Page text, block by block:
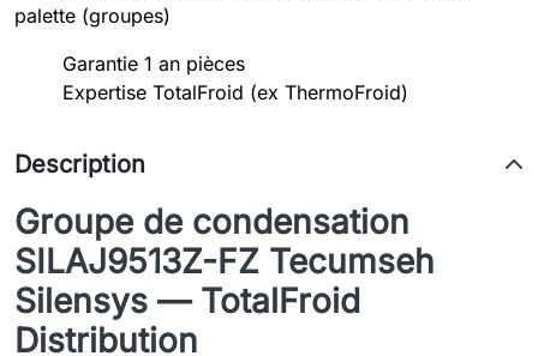
palette (groupes)
Garantie 1 an pièces
Expertise TotalFroid (ex ThermoFroid)
Description
Groupe de condensation
SILAJ9513Z-FZ Tecumseh
Silensys — TotalFroid
Distribution